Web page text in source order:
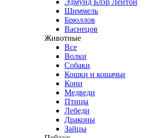
Шиммель
Брюллов
Васнецов
Животные
Все
Волки
Собаки
Кошки и кошачьи
Кони
Медведи
Птицы
Лебеди
Драконы
Зайцы